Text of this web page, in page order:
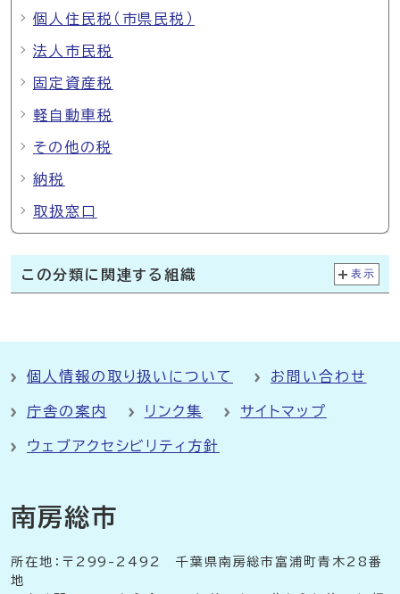
個人住民税（市県民税）
法人市民税
固定資産税
軽自動車税
その他の税
納税
取扱窓口
この分類に関連する組織 表示
個人情報の取り扱いについて お問い合わせ
庁舎の案内 リンク集 サイトマップ
ウェブアクセシビリティ方針
南房総市
所在地：〒299-2492 千葉県南房総市富浦町青木28番
地